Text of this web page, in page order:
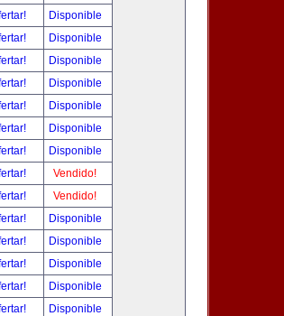
Disponible
Disponible
Disponible
Disponible
Disponible
Disponible
Disponible
Vendido!
Vendido!
Disponible
Disponible
Disponible
Disponible
Disponible